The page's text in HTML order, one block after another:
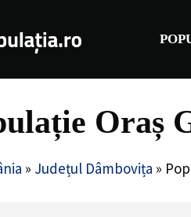
Oraș
» Județul Dâmbovița »